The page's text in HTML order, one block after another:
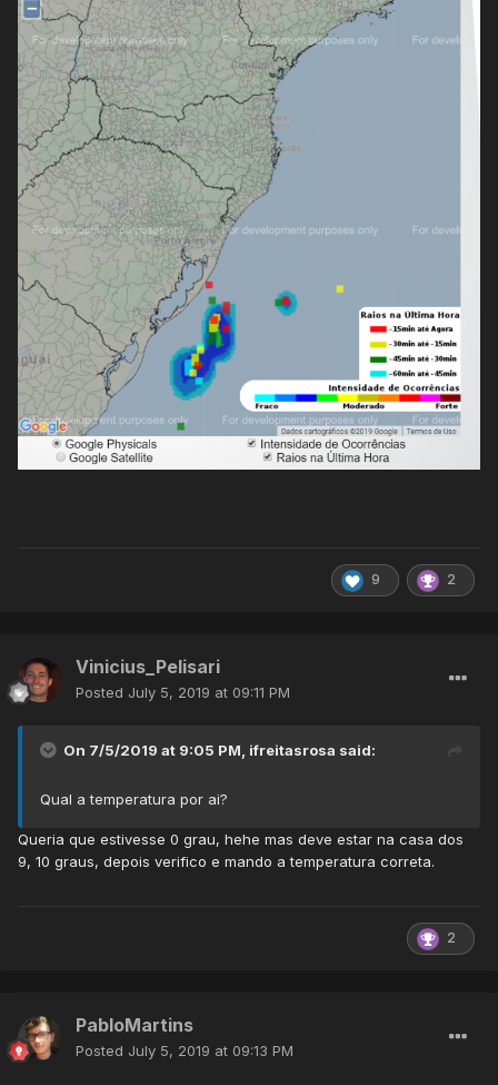
9 2
Vinicius_Pelisari
Posted July 5, 2019 at 09:11 PM
On 7/5/2019 at 9:05 PM, ifreitasrosa said:
Qual a temperatura por ai?
Queria que estivesse 0 grau, hehe mas deve estar na casa dos
9, 10 graus, depois verifico e mando a temperatura correta.
2
PabloMartins
Posted July 5, 2019 at 09:13 PM